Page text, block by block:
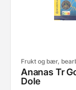
Frukt og bær,
Ananas Tr
Dole